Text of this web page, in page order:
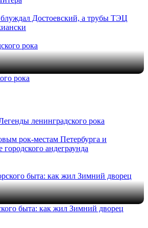
блуждал Достоевский, а трубы ТЭЦ
рока
рок-местам Петербурга и
городского андеграунда
быта: как жил Зимний дворец